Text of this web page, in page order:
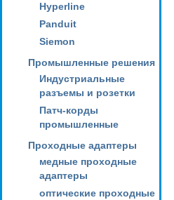
Hyperline
Panduit
Siemon
Промышленные решения
Индустриальные
разъемы и розетки
Патч-корды
промышленные
Проходные адаптеры
медные проходные
адаптеры
оптические проходные